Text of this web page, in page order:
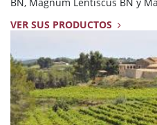
VER SUS PRODUCTOS